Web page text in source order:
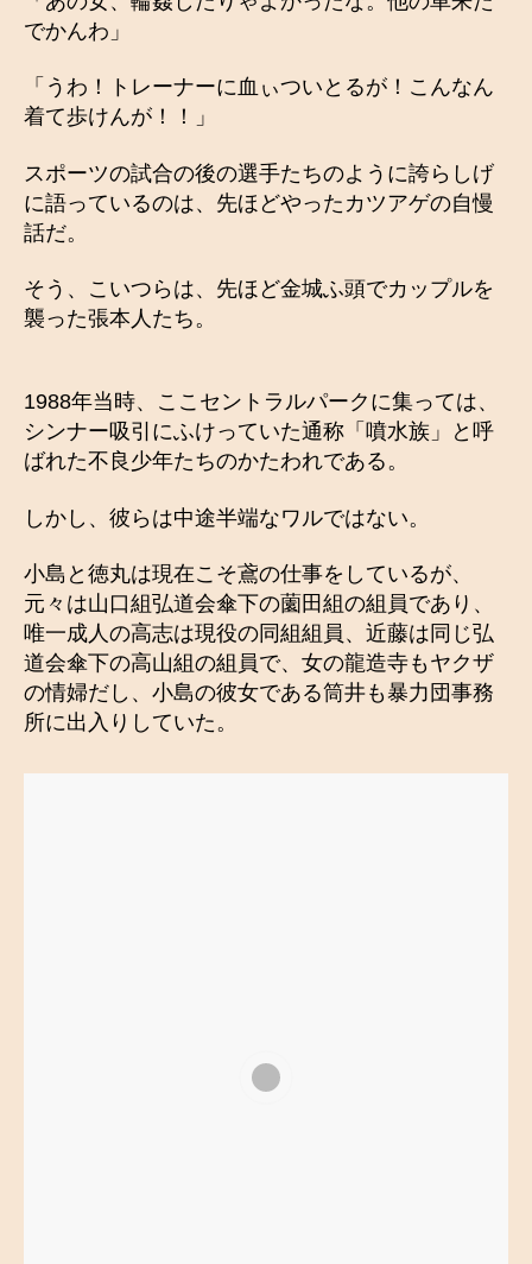
でかんわ」
「うわ！トレーナーに血ぃついとるが！こんなん
着て歩けんが！！」
スポーツの試合の後の選手たちのように誇らしげ
に語っているのは、先ほどやったカツアゲの自慢
話だ。
そう、こいつらは、先ほど金城ふ頭でカップルを
襲った張本人たち。
1988年当時、ここセントラルパークに集っては、
シンナー吸引にふけっていた通称「噴水族」と呼
ばれた不良少年たちのかたわれである。
しかし、彼らは中途半端なワルではない。
小島と徳丸は現在こそ鳶の仕事をしているが、
元々は山口組弘道会傘下の薗田組の組員であり、
唯一成人の高志は現役の同組組員、近藤は同じ弘
道会傘下の高山組の組員で、女の龍造寺もヤクザ
の情婦だし、小島の彼女である筒井も暴力団事務
所に出入りしていた。